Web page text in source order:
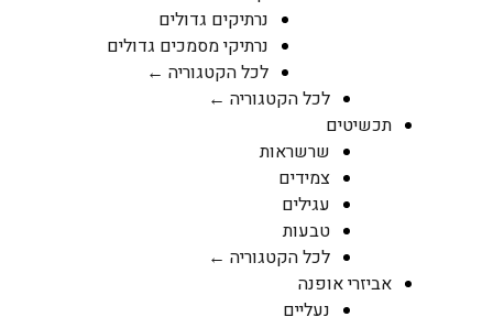
נרתיקים גדולים
נרתיקי מסמכים גדולים
לכל הקטגוריה ←
לכל הקטגוריה ←
תכשיטים
שרשראות
צמידים
עגילים
טבעות
לכל הקטגוריה ←
אביזרי אופנה
נעליים